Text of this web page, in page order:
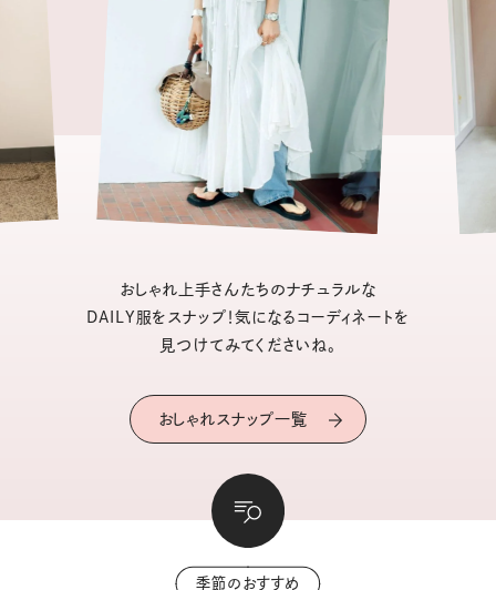
おしゃれ上手さんたちのナチュラルな
DAILY服をスナップ！気になるコーディネートを
見つけてみてくださいね。
おしゃれスナップ一覧
季節のおすすめ